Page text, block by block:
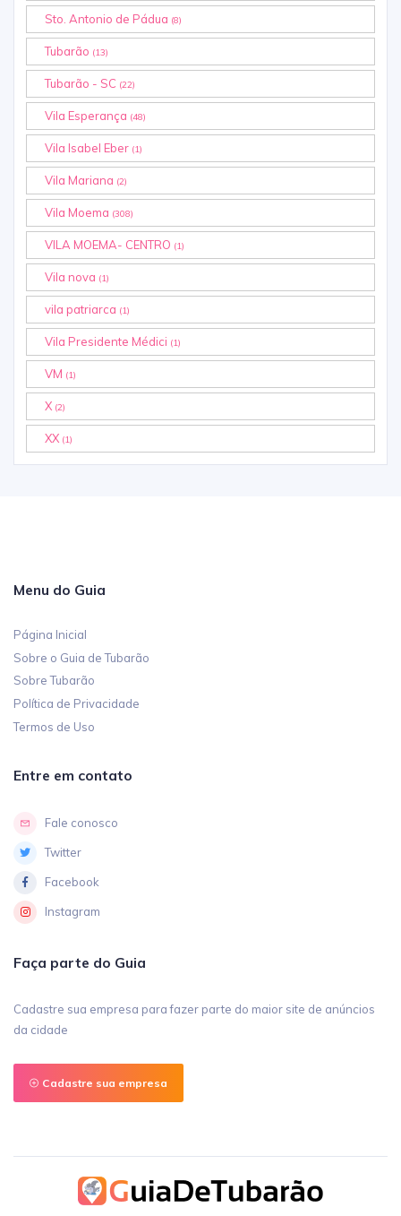
Sto. Antonio de Pádua (8)
Tubarão (13)
Tubarão - SC (22)
Vila Esperança (48)
Vila Isabel Eber (1)
Vila Mariana (2)
Vila Moema (308)
VILA MOEMA- CENTRO (1)
Vila nova (1)
vila patriarca (1)
Vila Presidente Médici (1)
VM (1)
X (2)
XX (1)
Menu do Guia
Página Inicial
Sobre o Guia de Tubarão
Sobre Tubarão
Política de Privacidade
Termos de Uso
Entre em contato
Fale conosco
Twitter
Facebook
Instagram
Faça parte do Guia
Cadastre sua empresa para fazer parte do maior site de anúncios
da cidade
Cadastre sua empresa